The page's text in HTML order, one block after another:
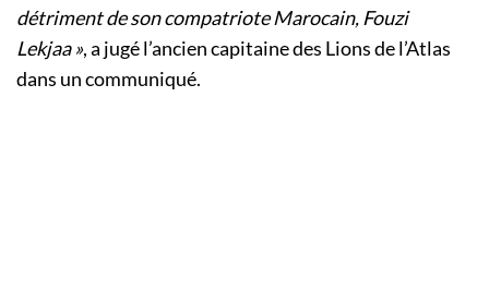
détriment de son compatriote Marocain, Fouzi
Lekjaa », a jugé l’ancien capitaine des Lions de l’Atlas
dans un communiqué.